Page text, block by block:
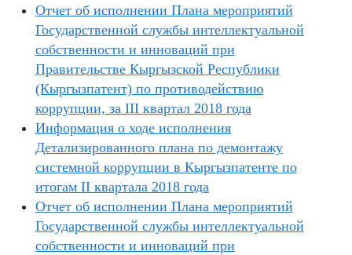
Отчет об исполнении Плана мероприятий
Государственной службы интеллектуальной
собственности и инноваций при
Правительстве Кыргызской Республики
(Кыргызпатент) по противодействию
коррупции, за III квартал 2018 года
Информация о ходе исполнения
Детализированного плана по демонтажу
системной коррупции в Кыргызпатенте по
итогам II квартала 2018 года
Отчет об исполнении Плана мероприятий
Государственной службы интеллектуальной
собственности и инноваций при